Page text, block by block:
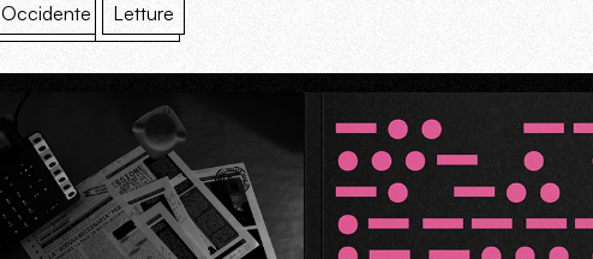
Occidente Letture